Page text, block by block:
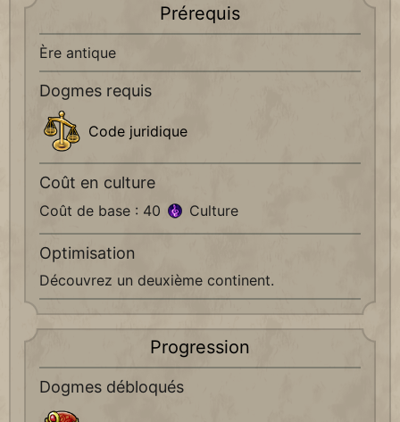
Prérequis
Ère antique
Dogmes requis
Code juridique
Coût en culture
Coût de base : 40 Culture
Optimisation
Découvrez un deuxième continent.
Progression
Dogmes débloqués